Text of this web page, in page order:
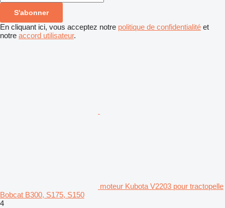
S'abonner
En cliquant ici, vous acceptez notre politique de confidentialité et
notre accord utilisateur.
moteur Kubota V2203 pour tractopelle
Bobcat B300, S175, S150
4